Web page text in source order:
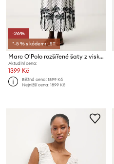
-26%
*-5 % s kódem: LST
Marc O'Polo rozšířené šaty z viskózy
Aktuální cena:
1399 Kč
Běžná cena:1899 Kč
Nejnižší cena:1899 Kč